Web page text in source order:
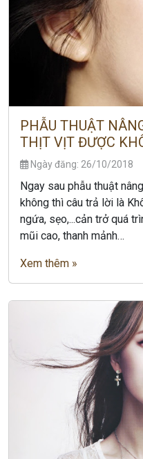
PHẪU THUẬT
THỊT VỊT ĐƯỢC
Ngày đăng: 26/10/2018
Ngay sau phẫu thuật
không thì câu trả lời là
ngứa, sẹo,...cản trở quá
mũi cao, thanh mảnh…
Xem thêm »